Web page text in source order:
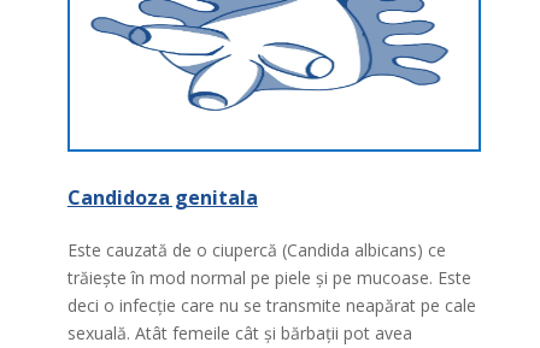
Candidoza genitala
Este cauzată de o ciupercă (Candida albicans) ce
trăieşte în mod normal pe piele şi pe mucoase. Este
deci o infecţie care nu se transmite neapărat pe cale
sexuală. Atât femeile cât şi bărbaţii pot avea